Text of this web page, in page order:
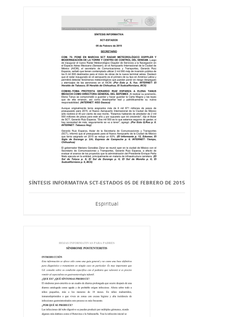
SÍNTESIS INFORMATIVA SCT-ESTADOS 05 DE FEBRERO DE 2015
Espiritual